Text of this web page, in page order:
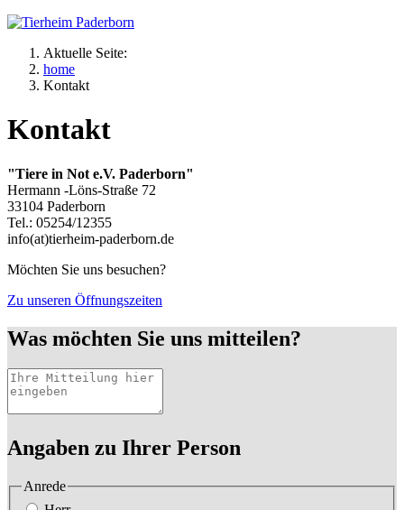
Aktuelle Seite:
home
Kontakt
Kontakt
"Tiere in Not e.V. Paderborn"
Hermann -Löns-Straße 72
33104 Paderborn
Tel.: 05254/12355
info(at)tierheim-paderborn.de
Möchten Sie uns besuchen?
Zu unseren Öffnungszeiten
Was möchten Sie uns mitteilen?
Angaben zu Ihrer Person
Anrede